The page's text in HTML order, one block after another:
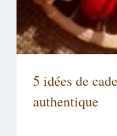
5 idées de
authentique